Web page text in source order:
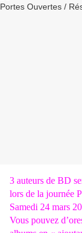
3 auteurs de BD
lors de la journée
Samedi 24 mars
Vous pouvez